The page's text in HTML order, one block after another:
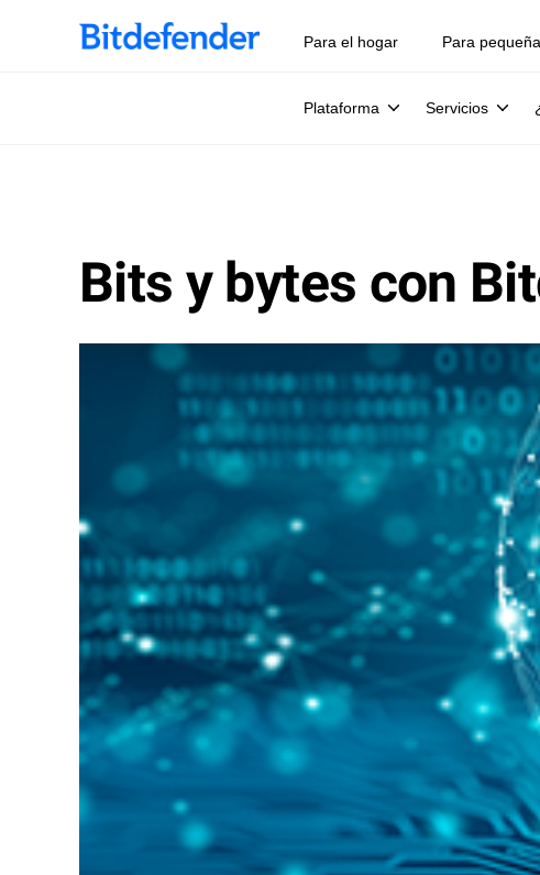
Para el hogar Para
Plataforma Servicios
Bits y bytes con